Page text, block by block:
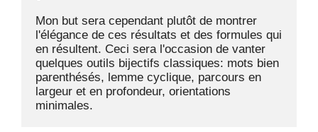
Mon but sera cependant plutôt de montrer
l'élégance de ces résultats et des formules qui
en résultent. Ceci sera l'occasion de vanter
quelques outils bijectifs classiques: mots bien
parenthésés, lemme cyclique, parcours en
largeur et en profondeur, orientations
minimales.